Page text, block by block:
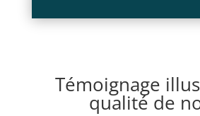
Témoignage
qualité de